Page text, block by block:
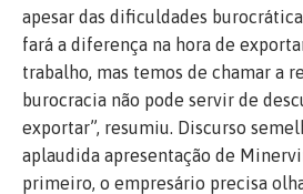
apesar das dificuldades
fará a diferença na hora de
trabalho, mas temos de chamar a
burocracia não pode servir de
exportar”, resumiu. Discurso
aplaudida apresentação de
primeiro, o empresário precisa